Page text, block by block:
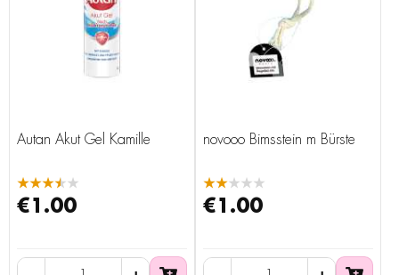
Autan Akut Gel Kamille
★★★★★
€1.00
novooo Bimsstein m Bürste
★★★★★
€1.00